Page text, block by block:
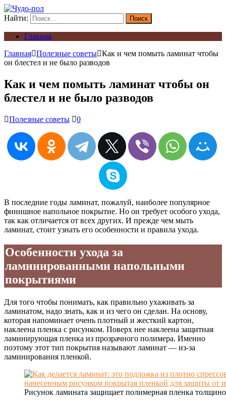
Найти:
Главная
Главная Полезные советы Как и чем помыть ламинат чтобы
он блестел и не было разводов
Как и чем помыть ламинат чтобы он
блестел и не было разводов
Полезные советы 0
В последние годы ламинат, пожалуй, наиболее популярное
финишное напольное покрытие. Но он требует особого ухода,
так как отличается от всех других. И прежде чем мыть
ламинат, стоит узнать его особенности и правила ухода.
Особенности ухода за
ламинированными напольными
покрытиями
Для того чтобы понимать, как правильно ухаживать за
ламинатом, надо знать, как и из чего он сделан. На основу,
которая напоминает очень плотный и жесткий картон,
наклеена пленка с рисунком. Поверх нее наклеена защитная
ламинирующая пленка из прозрачного полимера. Именно
поэтому этот тип покрытия называют ламинат — из-за
ламинирования пленкой.
Рисунок ламината защищает полимерная пленка